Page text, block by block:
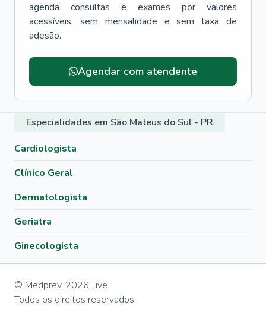
agenda consultas e exames por valores
acessíveis, sem mensalidade e sem taxa de
adesão.
Agendar com atendente
Especialidades em São Mateus do Sul - PR
Cardiologista
Clínico Geral
Dermatologista
Geriatra
Ginecologista
© Medprev, 2026, live
Todos os direitos reservados